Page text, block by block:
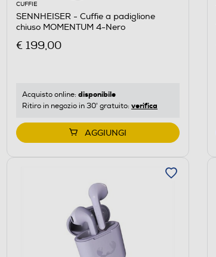
CUFFIE
SENNHEISER - Cuffie a padiglione
chiuso MOMENTUM 4-Nero
€ 199,00
Acquisto online: disponibile
Ritiro in negozio in 30' gratuito: verifica
AGGIUNGI